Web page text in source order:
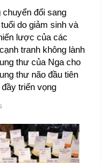
đổi sang
do giảm sinh và
lược của các
tranh không lành
thư của Nga cho
thư não đầu tiên
triển vọng